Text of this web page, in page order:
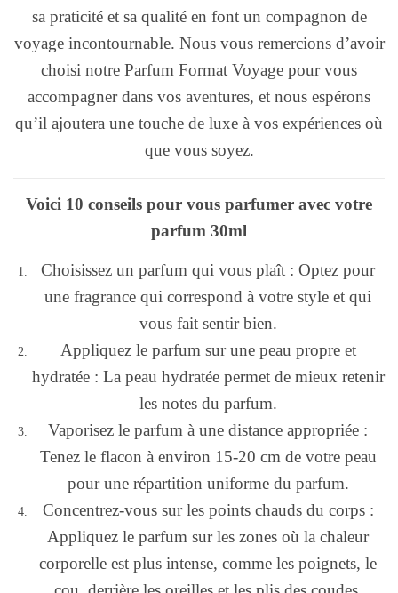
sa praticité et sa qualité en font un compagnon de
voyage incontournable. Nous vous remercions d’avoir
choisi notre Parfum Format Voyage pour vous
accompagner dans vos aventures, et nous espérons
qu’il ajoutera une touche de luxe à vos expériences où
que vous soyez.
Voici 10 conseils pour vous parfumer avec votre
parfum 30ml
Choisissez un parfum qui vous plaît : Optez pour
une fragrance qui correspond à votre style et qui
vous fait sentir bien.
Appliquez le parfum sur une peau propre et
hydratée : La peau hydratée permet de mieux retenir
les notes du parfum.
Vaporisez le parfum à une distance appropriée :
Tenez le flacon à environ 15-20 cm de votre peau
pour une répartition uniforme du parfum.
Concentrez-vous sur les points chauds du corps :
Appliquez le parfum sur les zones où la chaleur
corporelle est plus intense, comme les poignets, le